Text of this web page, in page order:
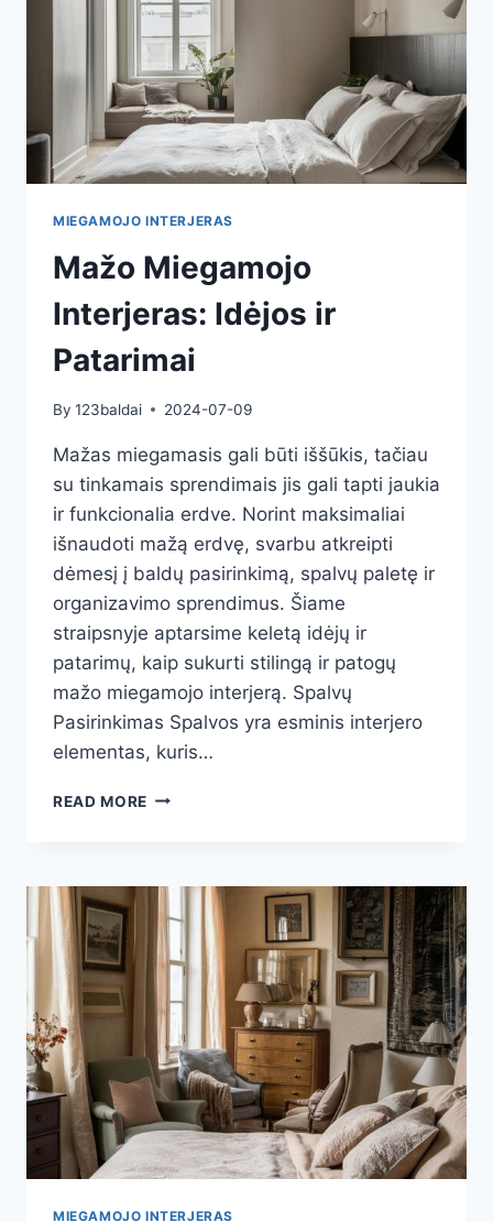
MIEGAMOJO INTERJERAS
Mažo Miegamojo
Interjeras: Idėjos ir
Patarimai
By 123baldai 2024-07-09
Mažas miegamasis gali būti iššūkis, tačiau
su tinkamais sprendimais jis gali tapti jaukia
ir funkcionalia erdve. Norint maksimaliai
išnaudoti mažą erdvę, svarbu atkreipti
dėmesį į baldų pasirinkimą, spalvų paletę ir
organizavimo sprendimus. Šiame
straipsnyje aptarsime keletą idėjų ir
patarimų, kaip sukurti stilingą ir patogų
mažo miegamojo interjerą. Spalvų
Pasirinkimas Spalvos yra esminis interjero
elementas, kuris…
READ MORE MAŽO
IR
PATARIMAI
MIEGAMOJO INTERJERAS